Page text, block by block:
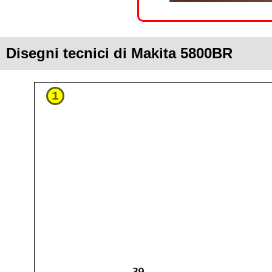
Disegni tecnici di Makita 5800BR
1